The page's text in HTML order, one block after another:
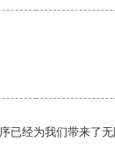
已经为我们带来了